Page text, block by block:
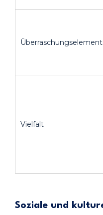
Vielfalt
Soziale und